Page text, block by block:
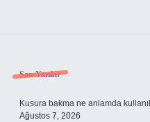
Sidebar
Son Yazılar
Kusura bakma ne anlamda
Ağustos 7, 2026